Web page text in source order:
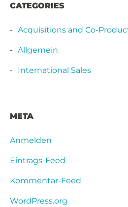
CATEGORIES
Acquisitions and Co-
Allgemein
International Sales
META
Anmelden
Eintrags-Feed
Kommentar-Feed
WordPress.org